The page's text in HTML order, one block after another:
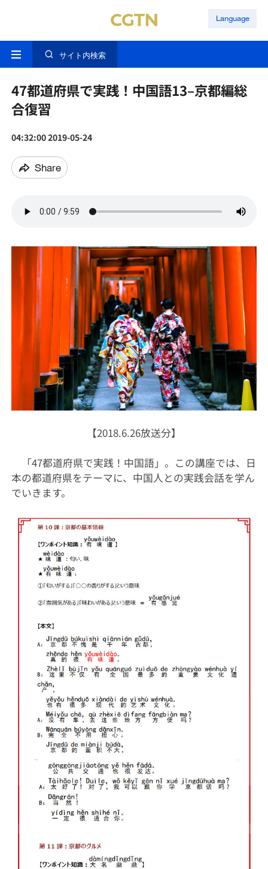
Language
サイト内検索
47都道府県で実践！中国語13–京都編総
合復習
04:32:00 2019-05-24
Share
【2018.6.26放送分】
「47都道府県で実践！中国語」。この講座では、日
本の都道府県をテーマに、中国人との実践会話を学ん
でいきます。